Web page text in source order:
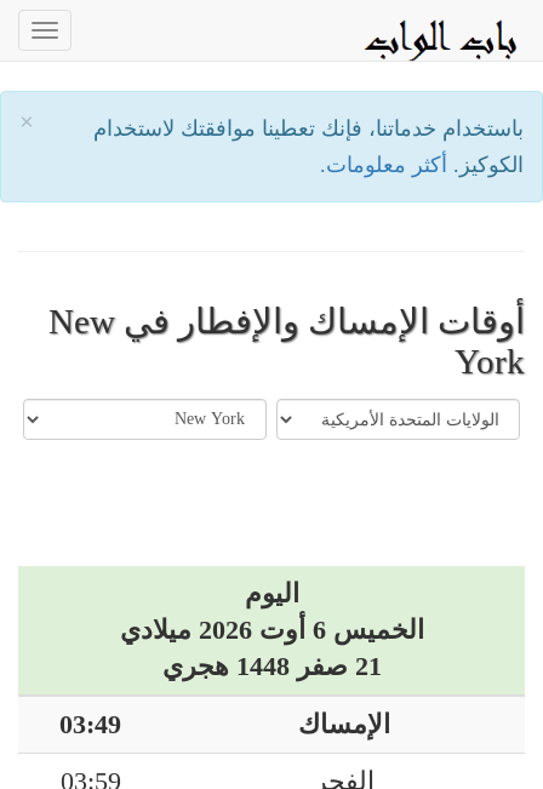
×
باستخدام خدماتنا، فإنك تعطينا موافقتك لاستخدام
الكوكيز. أكثر معلومات.
أوقات الإمساك والإفطار في New
York
اليوم
الخميس 6 أوت 2026 ميلادي
21 صفر 1448 هجري
الإمساك
03:49
الفجر
03:59